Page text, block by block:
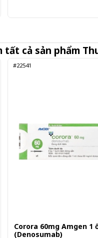
tất cả sản phẩm
#22541
Corora 60mg Amgen 1
(Denosumab)